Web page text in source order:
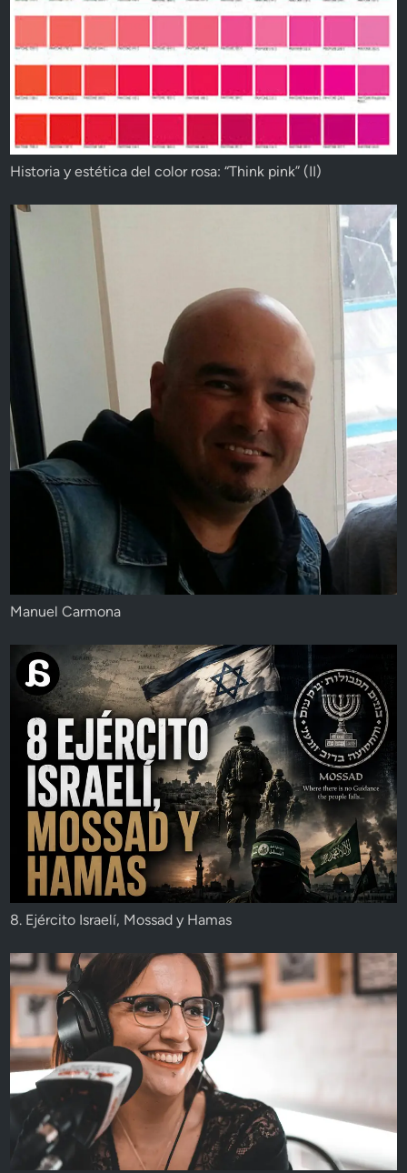
Historia y estética del color rosa: “Think pink” (II)
Manuel Carmona
8. Ejército Israelí, Mossad y Hamas